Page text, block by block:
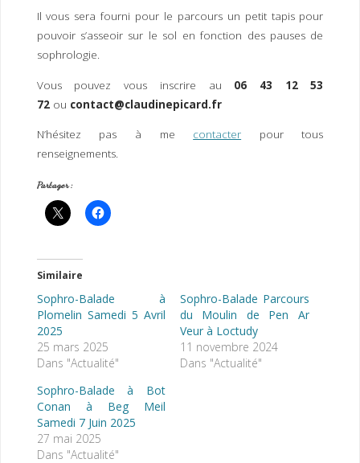
Il vous sera fourni pour le parcours un petit tapis pour
pouvoir s’asseoir sur le sol en fonction des pauses de
sophrologie.
Vous pouvez vous inscrire au 06 43 12 53
72ou contact@claudinepicard.fr
N’hésitez pas à me contacter pour tous
renseignements.
Partager :
Similaire
Sophro-Balade à
Plomelin Samedi 5 Avril
2025
25 mars 2025
Dans "Actualité"
Sophro-Balade Parcours
du Moulin de Pen Ar
Veur à Loctudy
11 novembre 2024
Dans "Actualité"
Sophro-Balade à Bot
Conan à Beg Meil
Samedi 7 Juin 2025
27 mai 2025
Dans "Actualité"